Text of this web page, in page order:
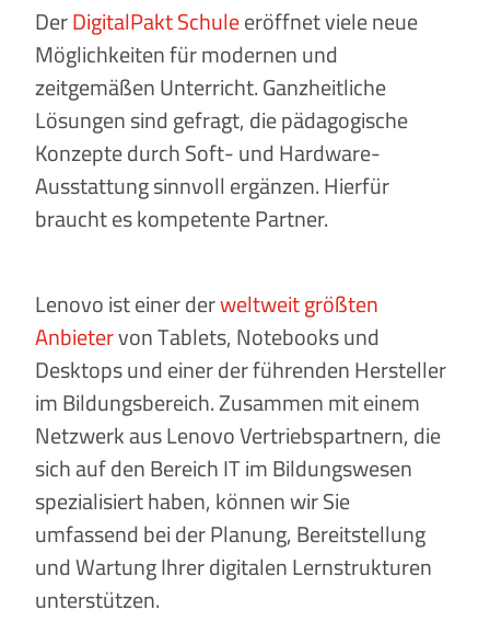
DerDigitalPakt Schuleeröffnet viele neue
Möglichkeiten für modernen und
zeitgemäßen Unterricht. Ganzheitliche
Lösungen sind gefragt, die pädagogische
Konzepte durch Soft- und Hardware-
Ausstattung sinnvoll ergänzen. Hierfür
braucht es kompetente Partner.
Lenovo ist einer derweltweit größten
Anbietervon Tablets, Notebooks und
Desktops und einer der führenden Hersteller
im Bildungsbereich. Zusammen mit einem
Netzwerk aus Lenovo Vertriebspartnern, die
sich auf den Bereich IT im Bildungswesen
spezialisiert haben, können wir Sie
umfassend bei der Planung, Bereitstellung
und Wartung Ihrer digitalen Lernstrukturen
unterstützen.